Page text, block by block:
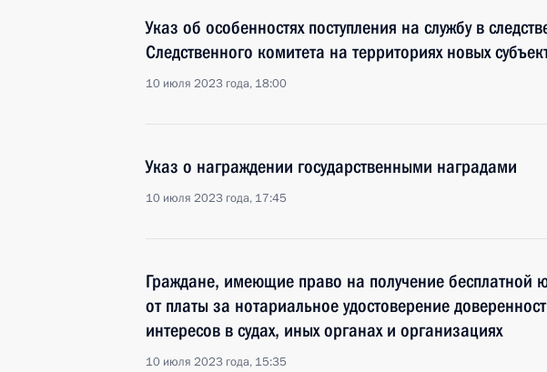
Указ об особенностях поступления на службу в
Следственного комитета на территориях новых
10 июля 2023 года, 18:00
Указ о награждении государственными наградами
10 июля 2023 года, 17:45
Граждане, имеющие право на получение
от платы за нотариальное удостоверение
интересов в судах, иных органах и организациях
10 июля 2023 года, 15:35